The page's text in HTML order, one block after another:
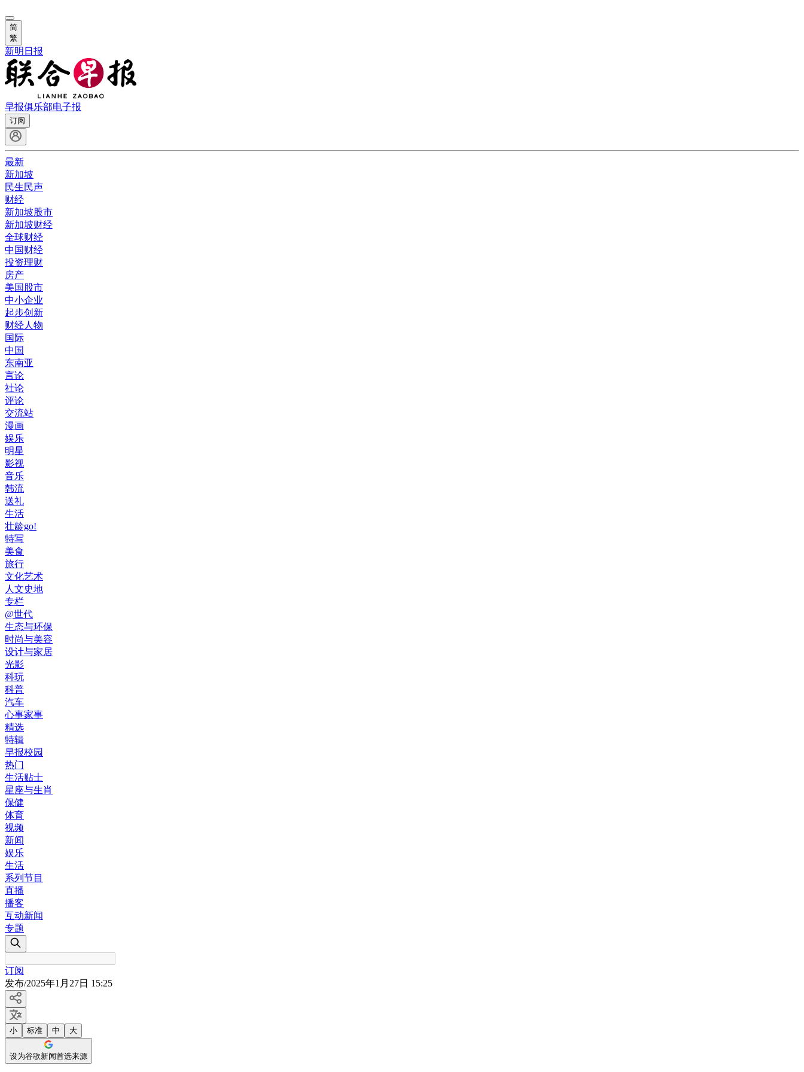
简
繁
新明日报
早报俱乐部电子报
订阅
最新
新加坡
民生民声
财经
新加坡股市
新加坡财经
全球财经
中国财经
投资理财
房产
美国股市
中小企业
起步创新
财经人物
国际
中国
东南亚
言论
社论
评论
交流站
漫画
娱乐
明星
影视
音乐
韩流
送礼
生活
壮龄go!
特写
美食
旅行
文化艺术
人文史地
专栏
@世代
生态与环保
时尚与美容
设计与家居
光影
科玩
科普
汽车
心事家事
精选
特辑
早报校园
热门
生活贴士
星座与生肖
保健
体育
视频
新闻
娱乐
生活
系列节目
直播
播客
互动新闻
专题
订阅
发布/2025年1月27日 15:25
小 标准 中 大
设为谷歌新闻首选来源